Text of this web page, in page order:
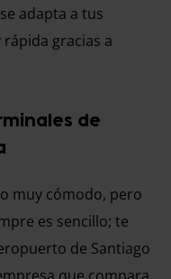
adapta a tus
gracias a
de
muy cómodo, pero
es sencillo; te
de Santiago